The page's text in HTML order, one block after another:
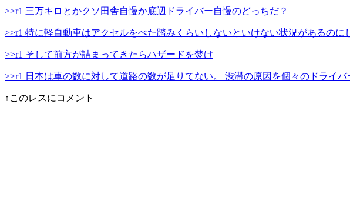
>>r1 三万キロとかクソ田舎自慢か底辺ドライバー自慢のどっちだ？
>>r1 特に軽自動車はアクセルをべた踏みくらいしないといけない状況があるのに
>>r1 そして前方が詰まってきたらハザードを焚け
>>r1 日本は車の数に対して道路の数が足りてない。 渋滞の原因を個々のドライ
↑このレスにコメント